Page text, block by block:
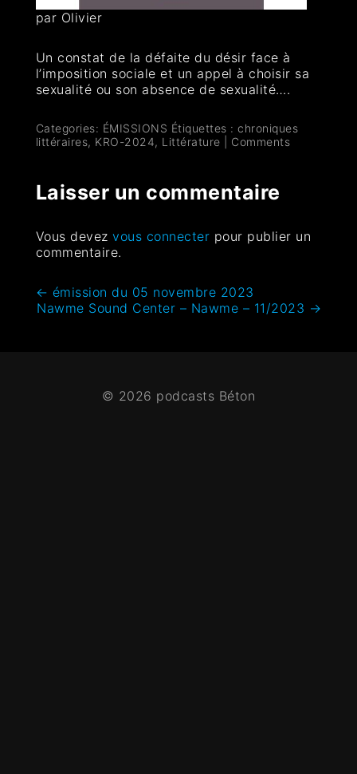
par Olivier
Un constat de la défaite du désir face à
l’imposition sociale et un appel à choisir sa
sexualité ou son absence de sexualité….
Categories: ÉMISSIONS Étiquettes :chroniques
littéraires, KRO-2024, Littérature Comments
Laisser un commentaire
Vous devezvous connecter pour publier un
commentaire.
← émission du 05 novembre 2023
Nawme Sound Center – Nawme – 11/2023 →
© 2026 podcasts Béton